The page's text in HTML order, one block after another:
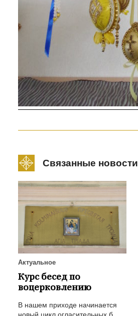
Связанные новости
Актуальное
Курс бесед по
воцерковлению
В нашем приходе начинается